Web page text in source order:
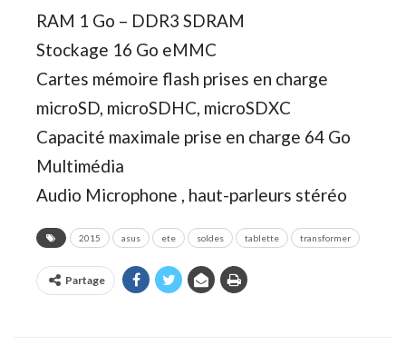
RAM 1 Go – DDR3 SDRAM
Stockage 16 Go eMMC
Cartes mémoire flash prises en charge
microSD, microSDHC, microSDXC
Capacité maximale prise en charge 64 Go
Multimédia
Audio Microphone , haut-parleurs stéréo
2015 asus ete soldes tablette transformer
Partage